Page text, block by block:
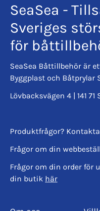
SeaSea -
Sveriges
för
SeaSea Båttillbehör är
Byggplast och Båtprylar
Lövbacksvägen 4 | 141
Produktfrågor?
Frågor om din
Frågor om din order för
din butik här